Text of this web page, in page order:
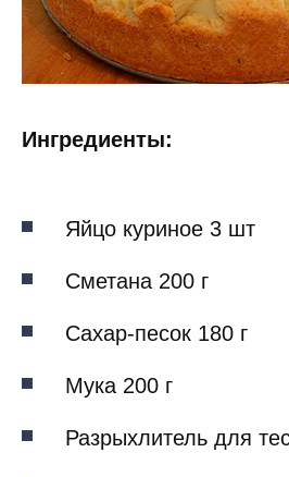
Ингредиенты:
Яйцо куриное 3 шт
Сметана 200 г
Сахар-песок 180 г
Мука 200 г
Разрыхлитель для